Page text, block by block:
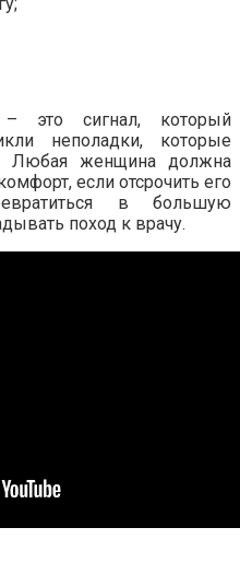
– это сигнал, который
неполадки, которые
Любая женщина должна
если отсрочить его
в большую
поход к врачу.